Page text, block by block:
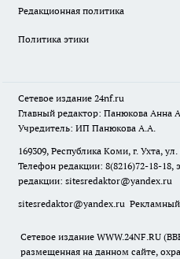
Редакционная политика
Политика этики
Сетевое издание 24nf.ru
Главный редактор: Панюкова Анна
Учредитель: ИП Панюкова А.А.
169309, Республика Коми, г. Ухта,
Телефон редакции: 8(8216)72-18-18,
редакции: sitesredaktor@yandex.ru
sitesredaktor@yandex.ru
Сетевое издание WWW.24NF.RU
размещенная на данном сайте,